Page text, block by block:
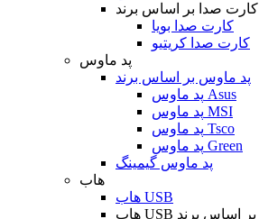
کارت صدا بر اساس برند
کارت صدا بویا
کارت صدا کریتیو
پد ماوس
پد ماوس بر اساس برند
پد ماوس Asus
پد ماوس MSI
پد ماوس Tsco
پد ماوس Green
پد ماوس گیمینگ
هاب
هاب USB
هاب USB بر اساس برند